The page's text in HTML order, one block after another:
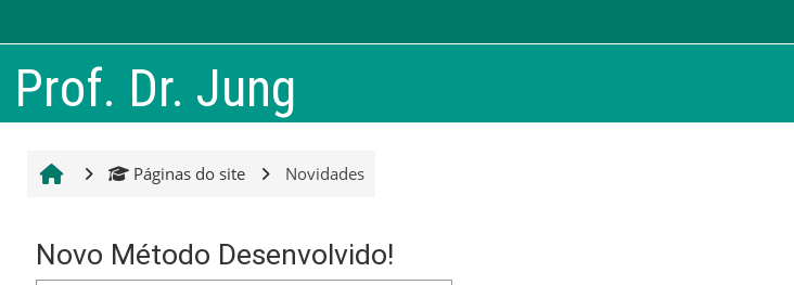
Prof. Dr. Jung
Páginas do site Novidades
Novo Método Desenvolvido!